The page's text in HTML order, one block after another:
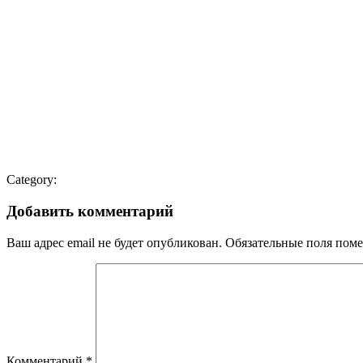
Category:
Добавить комментарий
Ваш адрес email не будет опубликован. Обязательные поля